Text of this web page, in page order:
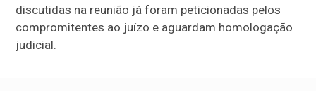
discutidas na reunião já foram peticionadas pelos
compromitentes ao juízo e aguardam homologação
judicial.